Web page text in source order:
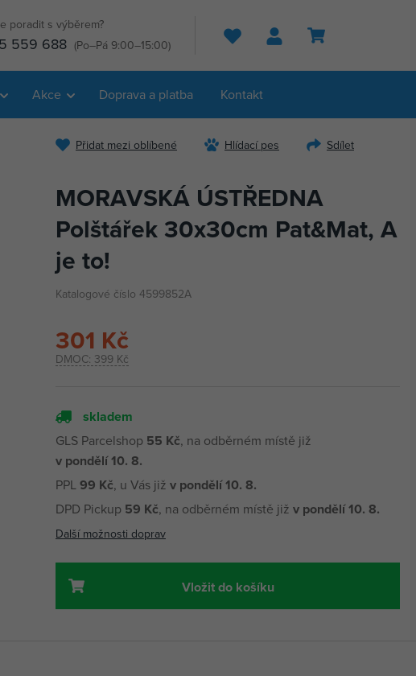
poradit s výběrem?
559 688 (Po–Pá 9:00–15:00) Hledat
Akce Doprava a platba Kontakt
Přidat mezi oblíbené Hlídací pes Sdílet
MORAVSKÁ ÚSTŘEDNA
Polštářek 30x30cm Pat&Mat, A
je to!
Katalogové číslo 4599852A
DMOC: 399 Kč
301 Kč
skladem
GLS Parcelshop 55 Kč, na odběrném místě již
v pondělí 10. 8.
PPL99 Kč, u Vás již v pondělí 10. 8.
DPD Pickup 59 Kč, na odběrném místě již v pondělí 10. 8.
Další možnosti doprav
Vložit do košíku